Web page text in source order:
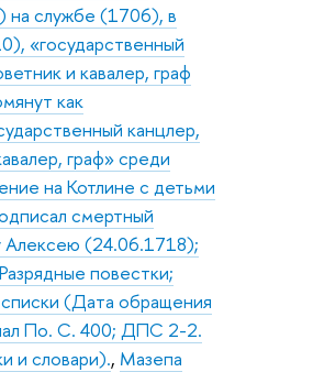
на службе (1706), в
«государственный
и кавалер, граф
как
канцлер,
граф» среди
на Котлине с детьми
смертный
Алексею (24.06.1718);
повестки;
(Дата обращения
По. С. 400; ДПС 2-2.
и словари)., Мазепа